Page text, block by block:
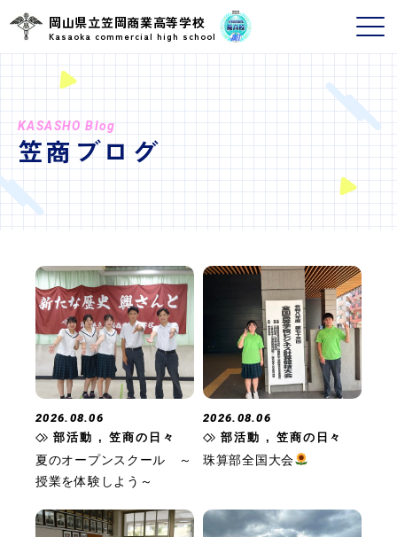
岡山県立笠岡商業高等学校
Kasaoka commercial high school
KASASHO Blog
笠商ブログ
2026.08.06
部活動 , 笠商の日々
夏のオープンスクール ～
授業を体験しよう～
2026.08.06
部活動 , 笠商の日々
珠算部全国大会